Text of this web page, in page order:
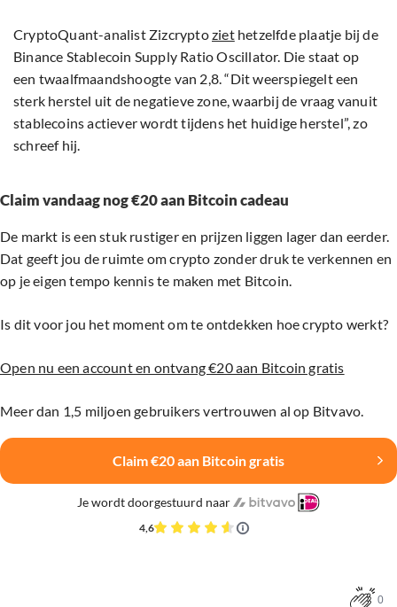
CryptoQuant-analist Zizcryptoziethetzelfde plaatje bij de
Binance Stablecoin Supply Ratio Oscillator. Die staat op
een twaalfmaandshoogte van 2,8. “Dit weerspiegelt een
sterk herstel uit de negatieve zone, waarbij de vraag vanuit
stablecoins actiever wordt tijdens het huidige herstel”, zo
schreef hij.
Claim vandaag nog €20 aan Bitcoin cadeau
De markt is een stuk rustiger en prijzen liggen lager dan eerder.
Dat geeft jou de ruimte om crypto zonder druk te verkennen en
op je eigen tempo kennis te maken met Bitcoin.
Is dit voor jou het moment om te ontdekken hoe crypto werkt?
Open nu een account en ontvang €20 aan Bitcoin gratis
Meer dan 1,5 miljoen gebruikers vertrouwen al op Bitvavo.
Claim €20 aan Bitcoin gratis
Je wordt doorgestuurd naar
4,6
0